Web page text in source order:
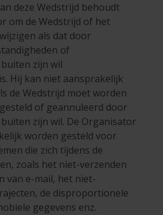
deze Wedstrijd behoudt
om de Wedstrijd of het
als dat door
of
zijn wil
Hij kan niet aansprakelijk
de Wedstrijd moet worden
of geannuleerd door
zijn wil. De Organisator
worden gesteld voor
die zich tijdens de
zoals het niet-verzenden
van e-mail, het niet-
de disproportionele
gegevens enz.